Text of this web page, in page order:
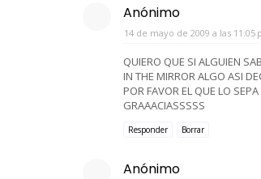
Anónimo
14 de mayo de 2009 a las 11:05
QUIERO QUE SI ALGUIEN
IN THE MIRROR ALGO ASI
POR FAVOR EL QUE LO
GRAAACIASSSSS
Responder Borrar
Anónimo